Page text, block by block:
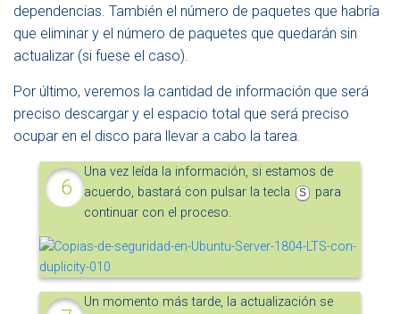
dependencias. También el número de paquetes que habría
que eliminar y el número de paquetes que quedarán sin
actualizar (si fuese el caso).
Por último, veremos la cantidad de información que será
preciso descargar y el espacio total que será preciso
ocupar en el disco para llevar a cabo la tarea.
Una vez leída la información, si estamos de
acuerdo, bastará con pulsar la tecla
S
para
continuar con el proceso.
Un momento más tarde, la actualización se